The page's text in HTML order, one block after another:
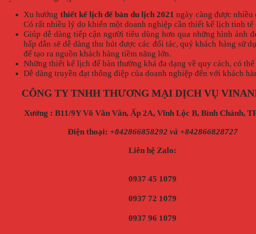
Xu hướng thiết kế lịch để bàn du lịch 2021 ngày càng được
Có rất nhiều lý do khiến một doanh nghiệp cần thiết kế lịch tinh
Giúp dễ dàng tiếp cận người tiêu dùng hơn qua những hình ảnh
hấp dẫn sẽ dễ dàng thu hút được các đối tác, quý khách hàng sử
để tạo ra nguồn khách hàng tiềm năng lớn.
Những thiết kế lịch để bàn thường khá đa dạng về quy cách, có
Dễ dàng truyền đạt thông điệp của doanh nghiệp đến với khách
CÔNG TY TNHH THƯƠNG MẠI DỊCH VỤ
Xưởng : B11/9Y Võ Văn Vân, Ấp 2A, Vĩnh Lộc B, Bình Chánh,
Điện thoại: +842866858292 và +842866828727
Liên hệ Zalo:
0937 45 1079
0937 72 1079
0937 96 1079